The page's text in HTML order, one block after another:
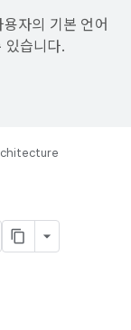
자의 기본 언어
있습니다.